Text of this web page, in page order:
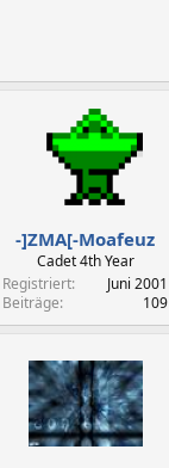
-]ZMA[-Moafeuz
Cadet 4th Year
Registriert
Juni 2001
Beiträge
109